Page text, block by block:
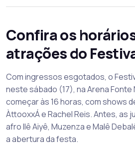
Confira os
atrações do
Com ingressos esgotados, o
neste sábado (17), na Arena Fonte
começar às 16 horas, com shows
ÀttooxxÁ e Rachel Reis. Antes, as
afro Ilê Aiyê, Muzenza e Malê
a abertura da festa.